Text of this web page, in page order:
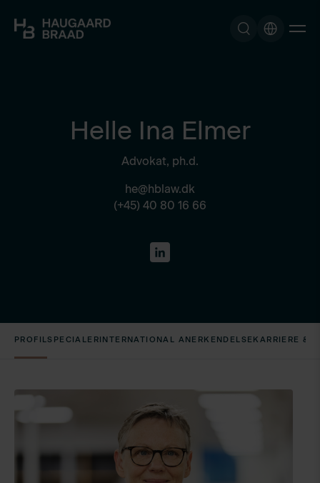
Helle Ina Elmer
Advokat, ph.d.
he@hblaw.dk
(+45) 40 80 16 66
PROFILSPECIALERINTERNATIONAL ANERKENDELSE KARRIERE &